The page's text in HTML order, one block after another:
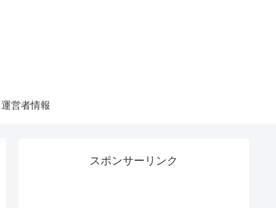
運営者情報
スポンサーリンク